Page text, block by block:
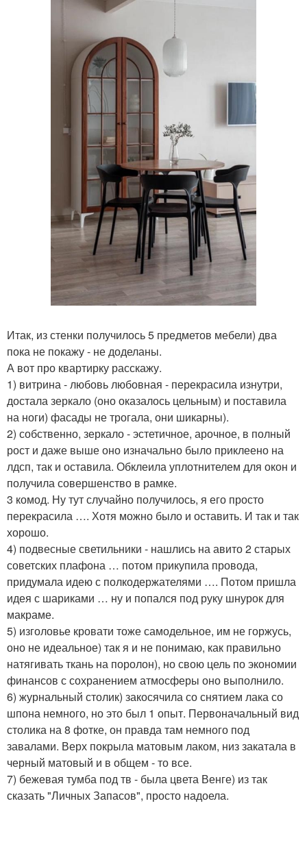
Итак, из стенки получилось 5 предметов мебели) два
пока не покажу - не доделаны.
А вот про квартирку расскажу.
1) витрина - любовь любовная - перекрасила изнутри,
достала зеркало (оно оказалось цельным) и поставила
на ноги) фасады не трогала, они шикарны).
2) собственно, зеркало - эстетичное, арочное, в полный
рост и даже выше оно изначально было приклеено на
лдсп, так и оставила. Обклеила уплотнителем для окон и
получила совершенство в рамке.
3 комод. Ну тут случайно получилось, я его просто
перекрасила …. Хотя можно было и оставить. И так и так
хорошо.
4) подвесные светильники - нашлись на авито 2 старых
советских плафона … потом прикупила провода,
придумала идею с полкодержателями …. Потом пришла
идея с шариками … ну и попался под руку шнурок для
макраме.
5) изголовье кровати тоже самодельное, им не горжусь,
оно не идеальное) так я и не понимаю, как правильно
натягивать ткань на поролон), но свою цель по экономии
финансов с сохранением атмосферы оно выполнило.
6) журнальный столик) закосячила со снятием лака со
шпона немного, но это был 1 опыт. Первоначальный вид
столика на 8 фотке, он правда там немного под
завалами. Верх покрыла матовым лаком, низ закатала в
черный матовый и в общем - то все.
7) бежевая тумба под тв - была цвета Венге) из так
сказать "Личных Запасов", просто надоела.